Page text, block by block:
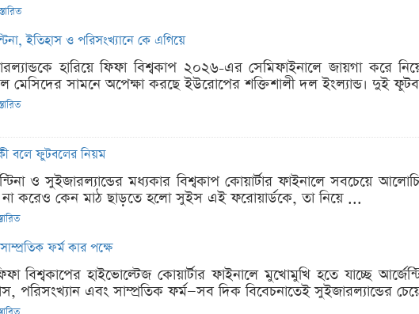
ইতিহাস ও পরিসংখ্যানে কে এগিয়ে
হারিয়ে ফিফা বিশ্বকাপ ২০২৬-এর সেমিফাইনালে জায়গা করে
মেসিদের সামনে অপেক্ষা করছে ইউরোপের শক্তিশালী দল ইংল্যান্ড। দুই
বলে ফুটবলের নিয়ম
ও সুইজারল্যান্ডের মধ্যকার বিশ্বকাপ কোয়ার্টার ফাইনালে সবচেয়ে
না করেও কেন মাঠ ছাড়তে হলো সুইস এই ফরোয়ার্ডকে, তা নিয়ে ...
ফর্ম কার পক্ষে
বিশ্বকাপের হাইভোল্টেজ কোয়ার্টার ফাইনালে মুখোমুখি হতে যাচ্ছে
এবং সাম্প্রতিক ফর্ম—সব দিক বিবেচনাতেই সুইজারল্যান্ডের